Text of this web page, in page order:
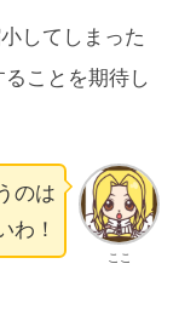
してしまった
ことを期待し
ここ
のは
わ！